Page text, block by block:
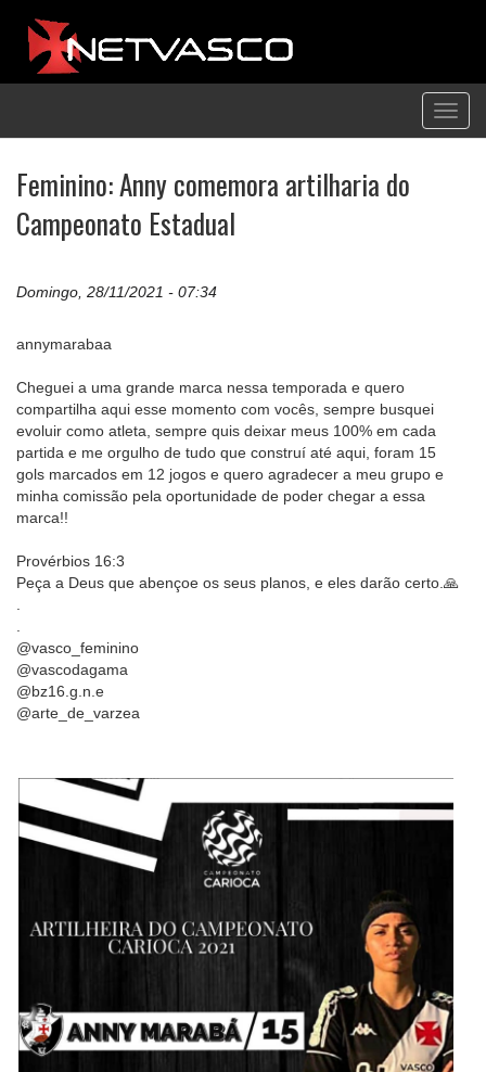
Feminino: Anny comemora artilharia do
Campeonato Estadual
Domingo, 28/11/2021 - 07:34
annymarabaa
Cheguei a uma grande marca nessa temporada e quero
compartilha aqui esse momento com vocês, sempre busquei
evoluir como atleta, sempre quis deixar meus 100% em cada
partida e me orgulho de tudo que construí até aqui, foram 15
gols marcados em 12 jogos e quero agradecer a meu grupo e
minha comissão pela oportunidade de poder chegar a essa
marca!!
Provérbios 16:3
Peça a Deus que abençoe os seus planos, e eles darão certo.🙏
.
.
@vasco_feminino
@vascodagama
@bz16.g.n.e
@arte_de_varzea